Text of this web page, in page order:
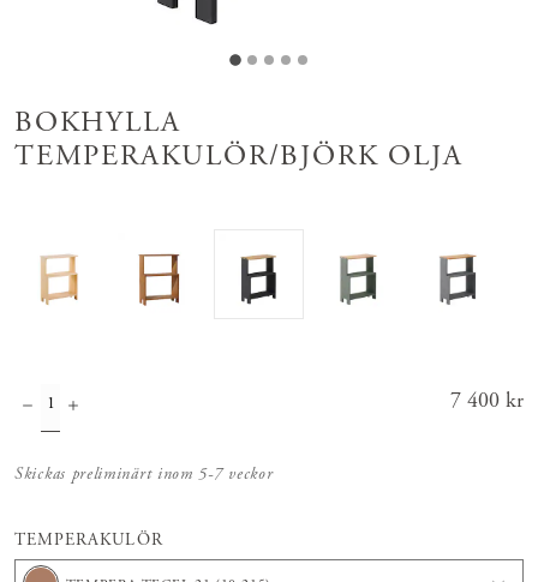
BOKHYLLA
TEMPERAKULÖR/BJÖRK OLJA
Pris:
7 400 kr
Skickas preliminärt inom 5-7 veckor
TEMPERAKULÖR